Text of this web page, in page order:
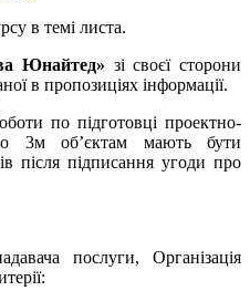
в темі листа.
Юнайтед» зі своєї сторони
в пропозиціях інформації.
по підготовці проектно-
3м об’єктам мають бути
після підписання угоди про
послуги, Організація